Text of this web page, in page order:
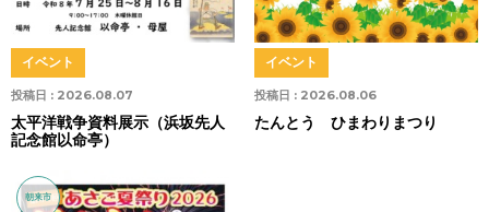
投稿日 : 2026.08.07
イベント
太平洋戦争資料展示（浜坂先人
記念館以命亭）
投稿日 : 2026.08.06
イベント
たんとう ひまわりまつり
朝来市